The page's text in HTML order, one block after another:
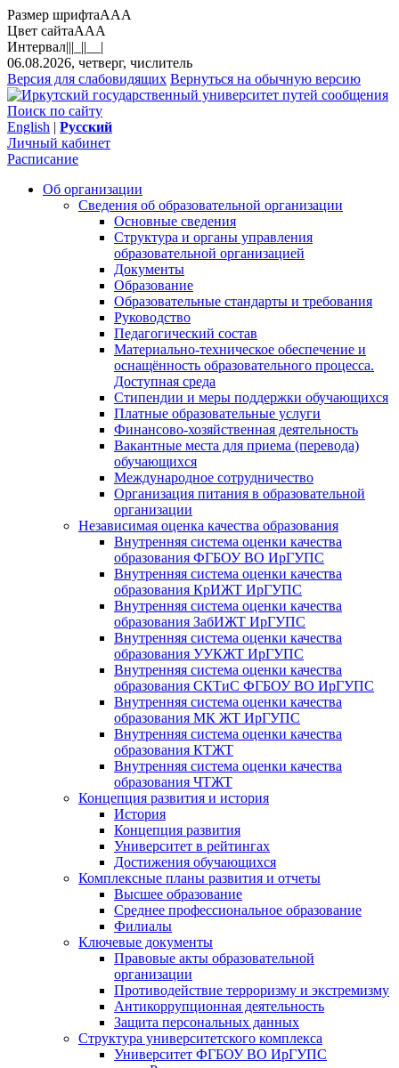
Размер шрифтаAAA
Цвет сайтаAAA
Интервал|||_||__|
06.08.2026, четверг, числитель
Версия для слабовидящих Вернуться на обычную версию
Поиск по сайту
English | Русский
Личный кабинет
Расписание
Об организации
Сведения об образовательной организации
Основные сведения
Структура и органы управления
образовательной организацией
Документы
Образование
Образовательные стандарты и требования
Руководство
Педагогический состав
Материально-техническое обеспечение и
оснащённость образовательного процесса.
Доступная среда
Стипендии и меры поддержки обучающихся
Платные образовательные услуги
Финансово-хозяйственная деятельность
Вакантные места для приема (перевода)
обучающихся
Международное сотрудничество
Организация питания в образовательной
организации
Независимая оценка качества образования
Внутренняя система оценки качества
образования ФГБОУ ВО ИрГУПС
Внутренняя система оценки качества
образования КрИЖТ ИрГУПС
Внутренняя система оценки качества
образования ЗабИЖТ ИрГУПС
Внутренняя система оценки качества
образования УУКЖТ ИрГУПС
Внутренняя система оценки качества
образования СКТиС ФГБОУ ВО ИрГУПС
Внутренняя система оценки качества
образования МК ЖТ ИрГУПС
Внутренняя система оценки качества
образования КТЖТ
Внутренняя система оценки качества
образования ЧТЖТ
Концепция развития и история
История
Концепция развития
Университет в рейтингах
Достижения обучающихся
Комплексные планы развития и отчеты
Высшее образование
Среднее профессиональное образование
Филиалы
Ключевые документы
Правовые акты образовательной
организации
Противодействие терроризму и экстремизму
Антикоррупционная деятельность
Защита персональных данных
Структура университетского комплекса
Университет ФГБОУ ВО ИрГУПС